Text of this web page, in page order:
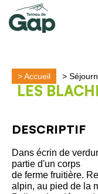
>Accueil >
LES
DESCRIPTIF
Dans écrin de
partie d'un corps
de ferme fruitière.
alpin, au pied de la